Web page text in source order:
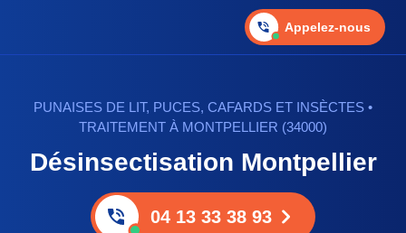
Appelez-nous
PUNAISES DE LIT, PUCES, CAFARDS ET INSÈCTES •
TRAITEMENT À MONTPELLIER (34000)
Désinsectisation Montpellier
04 13 33 38 93